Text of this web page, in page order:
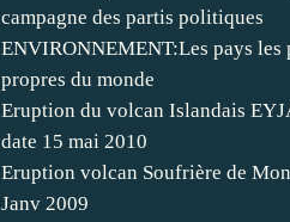
campagne des partis politiques
ENVIRONNEMENT:Les pays les
propres du monde
Eruption du volcan Islandais
date 15 mai 2010
Eruption volcan Soufrière de
Janv 2009